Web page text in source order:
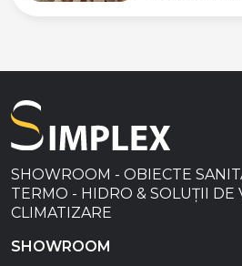
SHOWROOM - OBIECTE
TERMO - HIDRO & SOLUȚII DE
CLIMATIZARE
SHOWROOM